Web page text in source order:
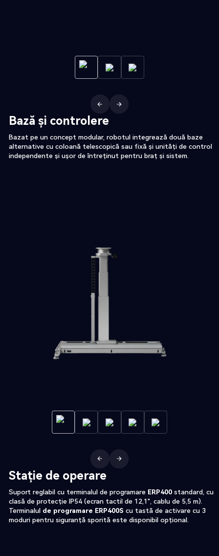
Bază și controlere
Bazat pe un concept modular, robotul integrează două baze
alternative cu coloană telescopică sau fixă și unități de control
independente și ușor de întreținut pentru braț și sistem.
Stație de operare
Suport reglabil cu terminalul de programare ERP400standard, cu
clasă de protecție IP54 (ecran tactil de 12,1", cablu de 5,5 m).
Terminalul de programare ERP400S cu tastă de activare cu 3
moduri pentru siguranță sporită este disponibil opțional.